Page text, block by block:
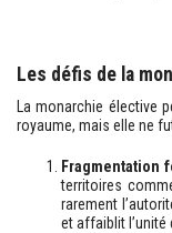
Les défis de la
La monarchie élective
royaume, mais elle ne
Fragmentation
territoires
rarement
et affaiblit l’unité